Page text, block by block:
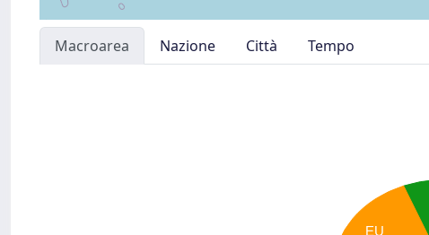
Macroarea Nazione Città
Tempo
EU